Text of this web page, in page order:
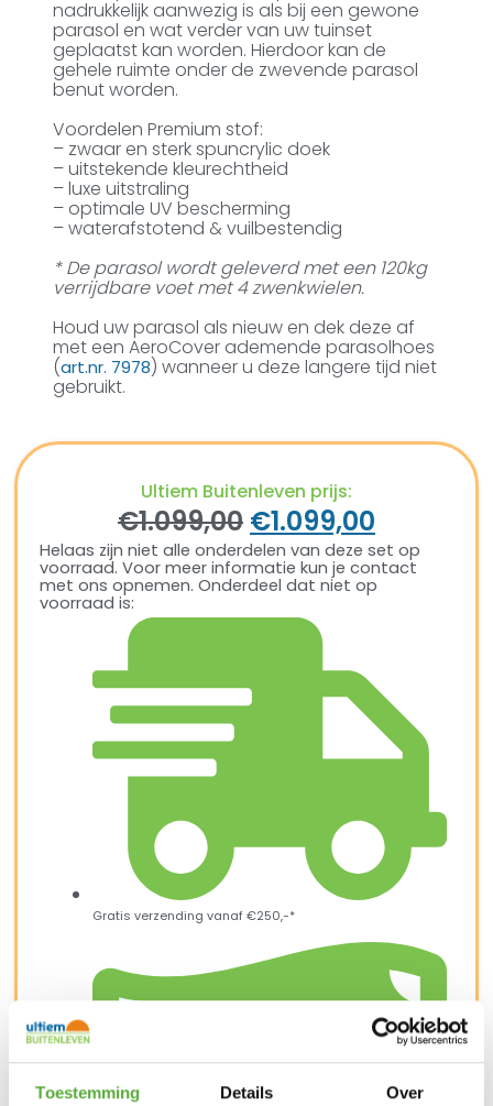
Toestemming Details Over
nadrukkelijk aanwezig is als bij een gewone
parasol en wat verder van uw tuinset
geplaatst kan worden. Hierdoor kan de
gehele ruimte onder de zwevende parasol
benut worden.
Voordelen Premium stof:
– zwaar en sterk spuncrylic doek
– uitstekende kleurechtheid
– luxe uitstraling
– optimale UV bescherming
– waterafstotend & vuilbestendig
* De parasol wordt geleverd met een 120kg
verrijdbare voet met 4 zwenkwielen.
Houd uw parasol als nieuw en dek deze af
met een AeroCover ademende parasolhoes
(art.nr. 7978) wanneer u deze langere tijd niet
gebruikt.
Ultiem Buitenleven prijs:
€1.099,00 €1.099,00
Helaas zijn niet alle onderdelen van deze set op
voorraad. Voor meer informatie kun je contact
met ons opnemen. Onderdeel dat niet op
voorraad is:
Gratis verzending vanaf €250,-*